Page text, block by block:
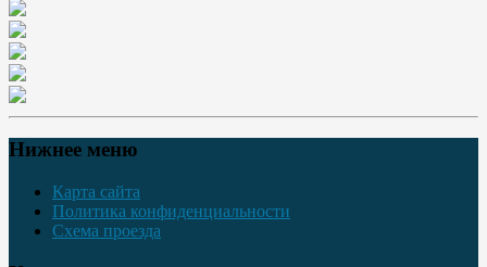
Нижнее меню
Карта сайта
Политика конфиденциальности
Схема проезда